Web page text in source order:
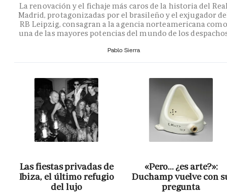
La renovación y el fichaje más caros de la historia del
Madrid, protagonizadas por el brasileño y el exjugador
RB Leipzig, consagran a la agencia norteamericana como
una de las mayores potencias del mundo de los
Pablo Sierra
Las fiestas privadas de
Ibiza, el último refugio
del lujo
«Pero… ¿es arte?»:
Duchamp vuelve con
pregunta